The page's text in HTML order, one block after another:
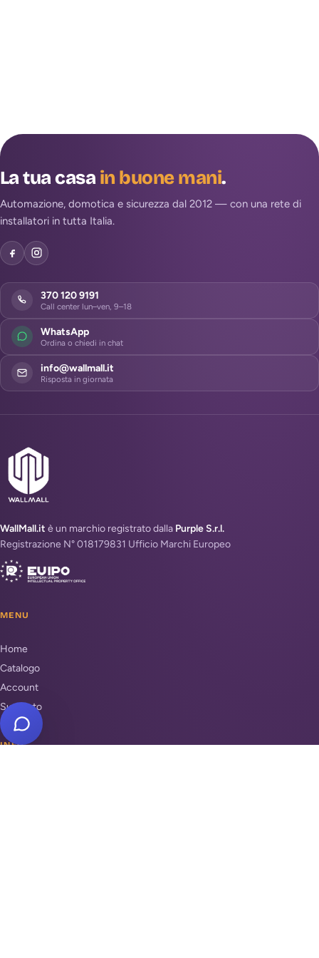
La tua casain buone mani.
Automazione, domotica e sicurezza dal 2012 — con una rete di
installatori in tutta Italia.
370 120 9191
Call center lun–ven, 9–18
WhatsApp
Ordina o chiedi in chat
info@wallmall.it
Risposta in giornata
WallMall.it è un marchio registrato dalla Purple S.r.l.
Registrazione N° 018179831 Ufficio Marchi Europeo
MENU
Home
Catalogo
Account
Supporto
INFO